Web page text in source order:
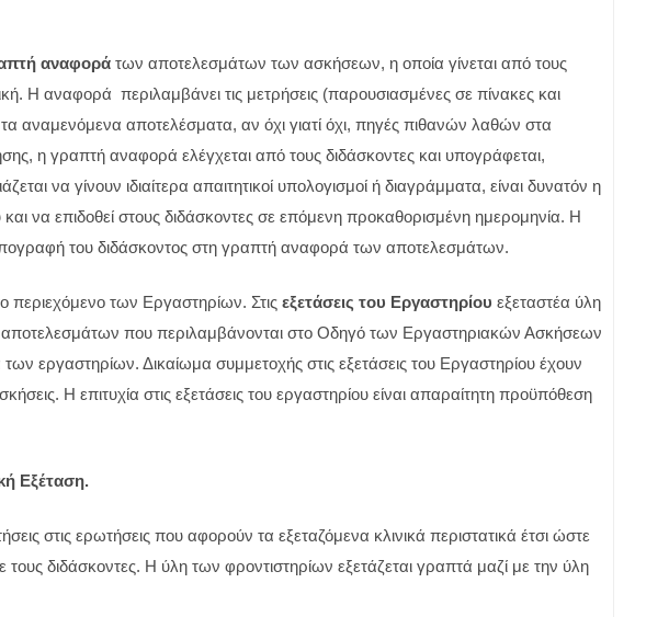
αναφορά των αποτελεσμάτων των ασκήσεων, η οποία γίνεται από τους
Η αναφορά περιλαμβάνει τις μετρήσεις (παρουσιασμένες σε πίνακες και
αποτελέσματα, αν όχι γιατί όχι, πηγές πιθανών λαθών στα
η γραπτή αναφορά ελέγχεται από τους διδάσκοντες και υπογράφεται,
να γίνουν ιδιαίτερα απαιτητικοί υπολογισμοί ή διαγράμματα, είναι δυνατόν η
να επιδοθεί στους διδάσκοντες σε επόμενη προκαθορισμένη ημερομηνία. Η
του διδάσκοντος στη γραπτή αναφορά των αποτελεσμάτων.
περιεχόμενο των Εργαστηρίων. Στις εξετάσεις του Εργαστηρίου εξεταστέα ύλη
αποτελεσμάτων που περιλαμβάνονται στο Οδηγό των Εργαστηριακών Ασκήσεων
εργαστηρίων. Δικαίωμα συμμετοχής στις εξετάσεις του Εργαστηρίου έχουν
Η επιτυχία στις εξετάσεις του εργαστηρίου είναι απαραίτητη προϋπόθεση
Εξέταση.
στις ερωτήσεις που αφορούν τα εξεταζόμενα κλινικά περιστατικά έτσι ώστε
διδάσκοντες. Η ύλη των φροντιστηρίων εξετάζεται γραπτά μαζί με την ύλη